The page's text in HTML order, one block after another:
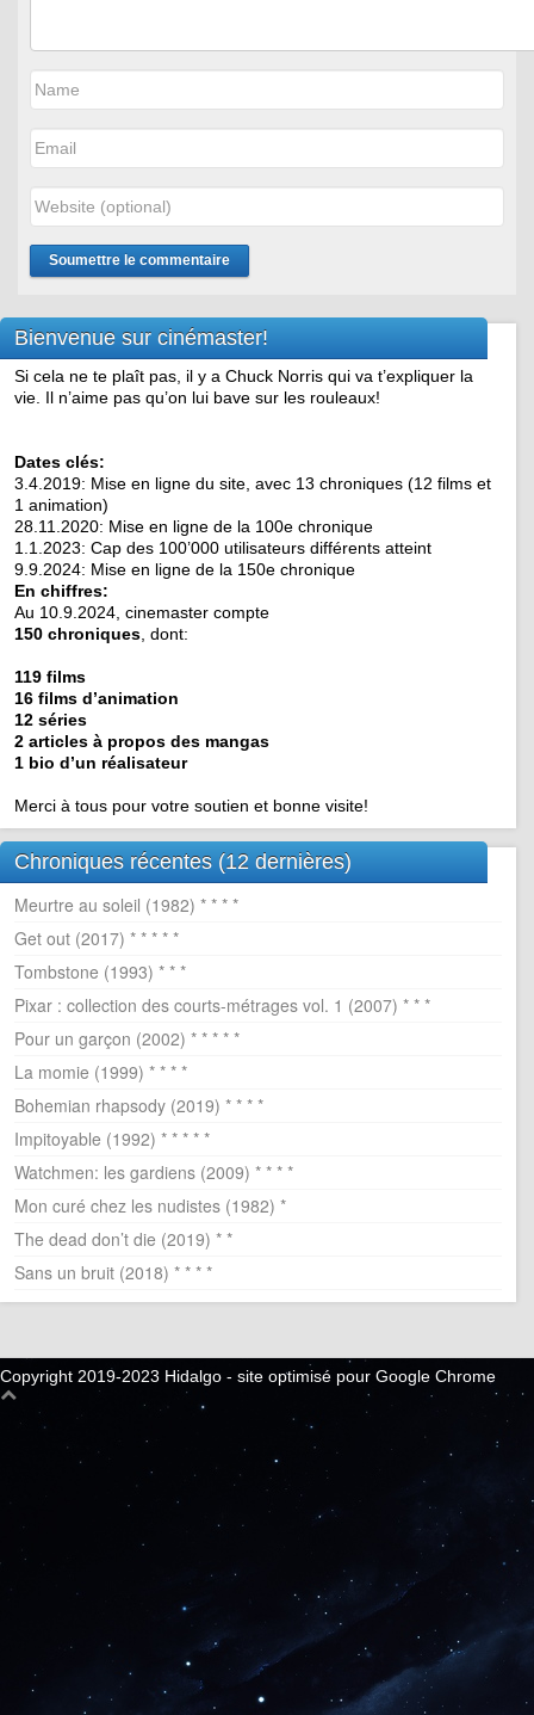
Bienvenue sur cinémaster!
Si cela ne te plaît pas, il y a Chuck Norris qui va t’expliquer la
vie. Il n’aime pas qu’on lui bave sur les rouleaux!
Dates clés:
3.4.2019: Mise en ligne du site, avec 13 chroniques (12 films et
1 animation)
28.11.2020: Mise en ligne de la 100e chronique
1.1.2023: Cap des 100’000 utilisateurs différents atteint
9.9.2024: Mise en ligne de la 150e chronique
En chiffres:
Au 10.9.2024, cinemaster compte
150 chroniques , dont:
119 films
16 films d’animation
12 séries
2 articles à propos des mangas
1 bio d’un réalisateur
Merci à tous pour votre soutien et bonne visite!
Chroniques récentes (12 dernières)
Meurtre au soleil (1982) * * * *
Get out (2017) * * * * *
Tombstone (1993) * * *
Pixar : collection des courts-métrages vol. 1 (2007) * * *
Pour un garçon (2002) * * * * *
La momie (1999) * * * *
Bohemian rhapsody (2019) * * * *
Impitoyable (1992) * * * * *
Watchmen: les gardiens (2009) * * * *
Mon curé chez les nudistes (1982) *
The dead don’t die (2019) * *
Sans un bruit (2018) * * * *
Copyright 2019-2023 Hidalgo - site optimisé pour Google Chrome